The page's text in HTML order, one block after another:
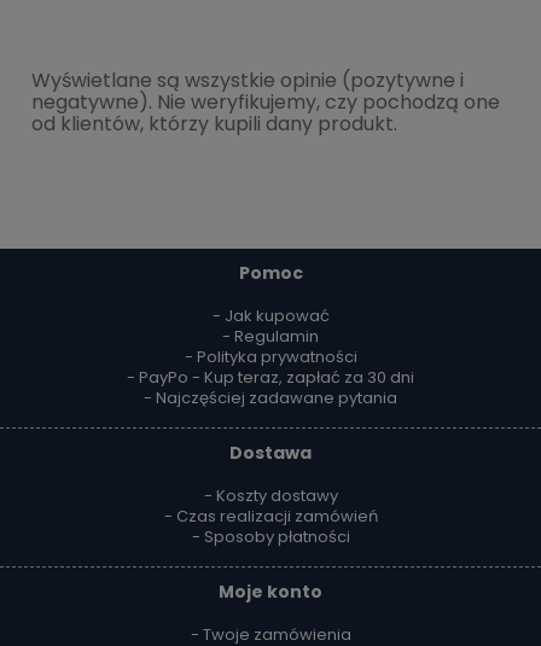
Wyświetlane są wszystkie opinie (pozytywne i
negatywne). Nie weryfikujemy, czy pochodzą one
od klientów, którzy kupili dany produkt.
Pomoc
- Jak kupować
- Regulamin
- Polityka prywatności
- PayPo - Kup teraz, zapłać za 30 dni
- Najczęściej zadawane pytania
Dostawa
- Koszty dostawy
- Czas realizacji zamówień
- Sposoby płatności
Moje konto
- Twoje zamówienia